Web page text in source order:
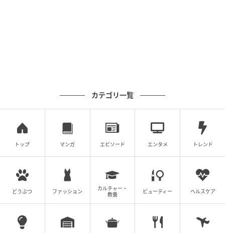
とプリンを一度に味わえる、贅沢感も満足度も高めな
スイーツです。
カスタードの魅力を活かした【ローソン】の「新作ス
イーツ」は、コーヒーや紅茶とも相性抜群。ぜひ気に
福のひとときを過ごしてみて。
※本文中の画像は投稿主様より掲載許諾をいただいて
います。
※こちらの記事では@sujiemon様のInstagram投稿を
カテゴリ一覧
トップ マンガ エピソード エンタメ トレンド
どうぶつ ファッション
カルチャー・
教養
ビューティー ヘルスケア